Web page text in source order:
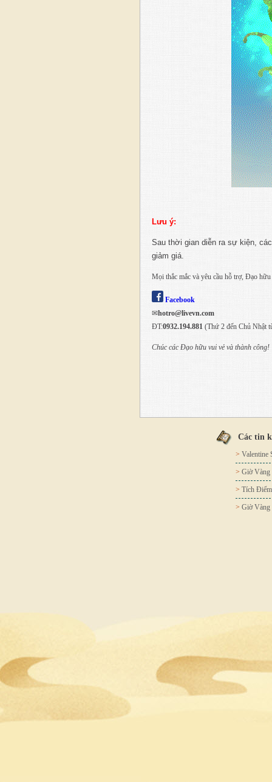
Lưu ý:
Sau thời gian diễn ra sự kiện,
giảm giá.
Mọi thắc mắc và yêu cầu hỗ trợ, Đạo
Facebook
✉hotro@livevn.com
ĐT:0932.194.881 (Thứ 2 đến Chủ Nhật
Chúc các Đạo hữu vui vẻ và thành công!
Các tin
> Valentine
> Giờ Vàng
> Tích
> Giờ Vàng